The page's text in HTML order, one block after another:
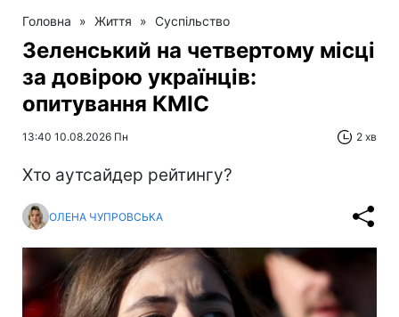
Головна » Життя » Суспільство
Зеленський на четвертому місці
за довірою українців:
опитування КМІС
13:40 10.08.2026 Пн 2 хв
Хто аутсайдер рейтингу?
ОЛЕНА ЧУПРОВСЬКА